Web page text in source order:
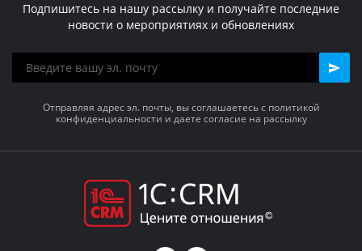
Подпишитесь на нашу рассылку и получайте последние
новости о мероприятиях и обновлениях
Отправляя адрес эл. почты, вы соглашаетесь с политикой
конфиденциальности и даете согласие на рассылку